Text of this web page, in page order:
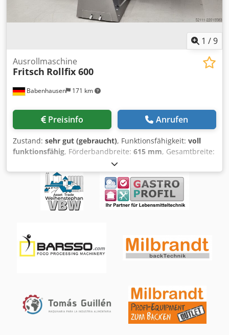
1 /9
Babenhausen 171 km
Ausrollmaschine
Fritsch Rollfix 600
Preisinfo Anrufen
Zustand: sehr gut (gebraucht), Funktionsfähigkeit: voll
funktionsfähig, Förderbandbreite: 615 mm, Gesamtbreite:
1.205 mm
400 V, Eingangsfrequenz:50 Hz, DGUV geprüft bis:
, elektrische Sicherung:16 A, Jahr der letzten
Überholung:2026, Öffnungsweite: 30 mm , Arbeitsbreite:
, Platzbedarf Länge:1.205 mm, Platzbedarf Breite:
Afleck für alle Teige zum Ausrollen und Tourieren
Manuelle Steuerung Teigausrollmaschine fahrbar mit
Hand und Fußsteuerung Maschine fahrbar Anschluss